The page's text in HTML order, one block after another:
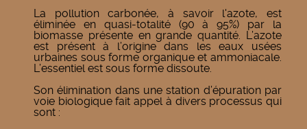
La pollution carbonée, à savoir l'azote, est
éliminée en quasi-totalité (90 à 95%) par la
biomasse présente en grande quantité. L’azote
est présent à l’origine dans les eaux usées
urbaines sous forme organique et ammoniacale.
L’essentiel est sous forme dissoute.
Son élimination dans une station d’épuration par
voie biologique fait appel à divers processus qui
sont :